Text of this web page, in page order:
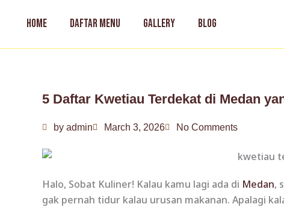
HOME DAFTAR MENU GALLERY BLOG
5 Daftar Kwetiau Terdekat di Medan
by admin March 3, 2026 No Comments
Halo, Sobat Kuliner! Kalau kamu lagi ada di Medan,
gak pernah tidur kalau urusan makanan. Apalagi